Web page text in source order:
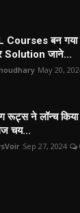
Courses बन
Solution जाने...
May 20,
रूट्स ने लॉन्च
चय...
Sep 27, 2024